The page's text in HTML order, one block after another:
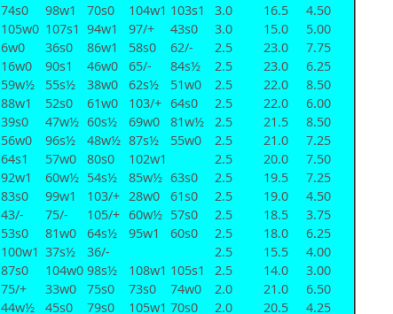
74s0 98w1 70s0 104w1 103s1 3.0 16.5
4.50
105w0 107s1 94w1 97/+ 43s0 3.0 15.0
5.00
6w0 36s0 86w1 58s0 62/- 2.5 23.0
7.75
16w0 90s1 46w0 65/- 84s½ 2.5 23.0
6.25
59w½ 55s½ 38w0 62s½ 51w0 2.5 22.0
8.50
88w1 52s0 61w0 103/+ 64s0 2.5 22.0
6.00
39s0 47w½ 60s½ 69w0 81w½ 2.5 21.5
8.50
56w0 96s½ 48w½ 87s½ 55w0 2.5 21.0
7.25
64s1 57w0 80s0 102w1 2.5 20.0
7.50
92w1 60w½ 54s½ 85w½ 63s0 2.5 19.5
7.25
83s0 99w1 103/+ 28w0 61s0 2.5 19.0
4.50
43/- 75/- 105/+ 60w½ 57s0 2.5 18.5
3.75
53s0 81w0 64s½ 95w1 60s0 2.5 18.0
6.25
100w1 37s½ 36/- 2.5 15.5
4.00
87s0 104w0 98s½ 108w1 105s1 2.5 14.0
3.00
75/+ 33w0 75s0 73s0 74w0 2.0 21.0
6.50
44w½ 45s0 79s0 105w1 70s0 2.0 20.5
4.25